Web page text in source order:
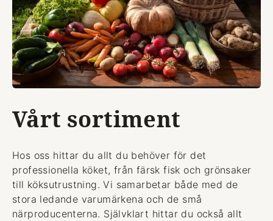
Vårt sortiment
Hos oss hittar du allt du behöver för det
professionella köket, från färsk fisk och grönsaker
till köksutrustning. Vi samarbetar både med de
stora ledande varumärkena och de små
närproducenterna. Självklart hittar du också allt